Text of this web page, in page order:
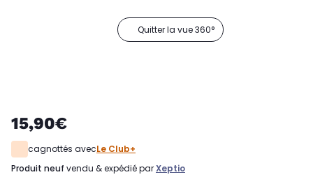
Quitter la vue 360°
15,90€
cagnottés avecLe Club+
produit neuf vendu & expédié parXeptio